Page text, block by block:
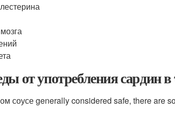
от употребления сардин в
соусе generally considered safe, there are